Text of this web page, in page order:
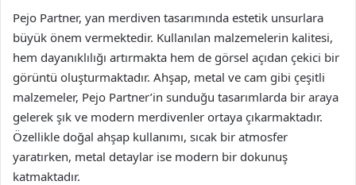
Pejo Partner, yan merdiven tasarımında estetik unsurlara
büyük önem vermektedir. Kullanılan malzemelerin kalitesi,
hem dayanıklılığı artırmakta hem de görsel açıdan çekici bir
görüntü oluşturmaktadır. Ahşap, metal ve cam gibi çeşitli
malzemeler, Pejo Partner’in sunduğu tasarımlarda bir araya
gelerek şık ve modern merdivenler ortaya çıkarmaktadır.
Özellikle doğal ahşap kullanımı, sıcak bir atmosfer
yaratırken, metal detaylar ise modern bir dokunuş
katmaktadır.